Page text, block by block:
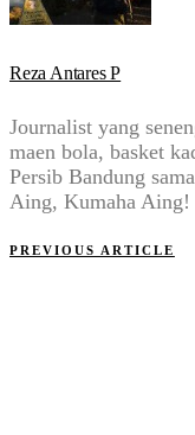
Reza Antares P
Journalist yang
maen bola, basket
Persib Bandung
Aing, Kumaha Aing!
PREVIOUS ARTICLE